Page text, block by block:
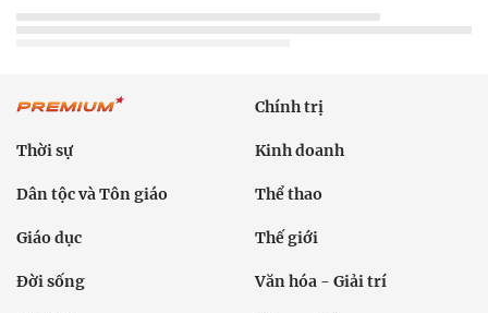
Chính trị
Thời sự Kinh doanh
Dân tộc và Tôn giáo Thể thao
Giáo dục Thế giới
Đời sống Văn hóa - Giải trí